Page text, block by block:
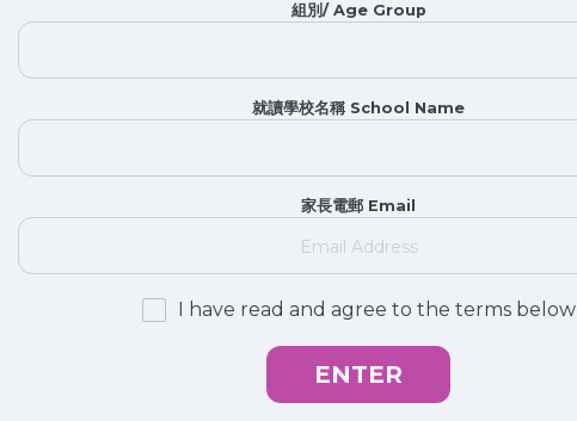
組別/ Age Group
就讀學校名稱 School Name
家長電郵 Email
I have read and agree to the terms below
ENTER